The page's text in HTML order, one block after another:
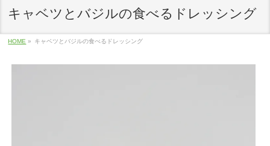
キャベツとバジルの食べるドレッシング
HOME » キャベツとバジルの食べるドレッシング